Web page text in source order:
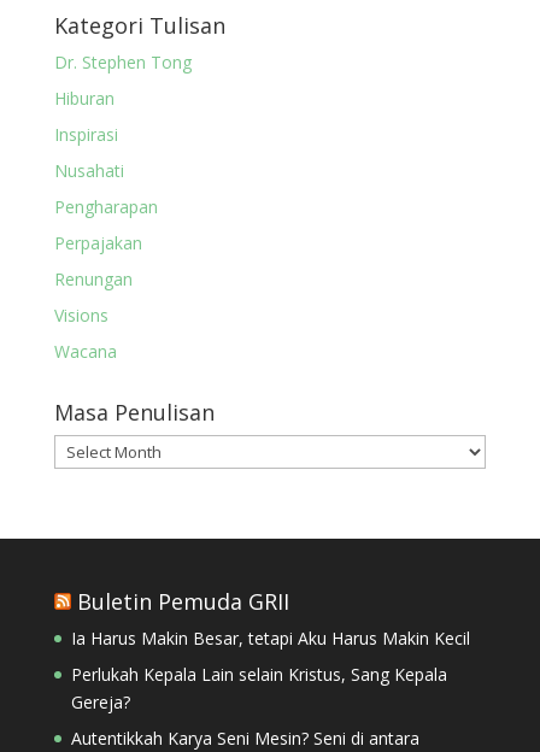
Kategori Tulisan
Dr. Stephen Tong
Hiburan
Inspirasi
Nusahati
Pengharapan
Perpajakan
Renungan
Visions
Wacana
Masa Penulisan
Masa
Penulisan
Buletin Pemuda GRII
Ia Harus Makin Besar, tetapi Aku Harus Makin Kecil
Perlukah Kepala Lain selain Kristus, Sang Kepala
Gereja?
Autentikkah Karya Seni Mesin? Seni di antara